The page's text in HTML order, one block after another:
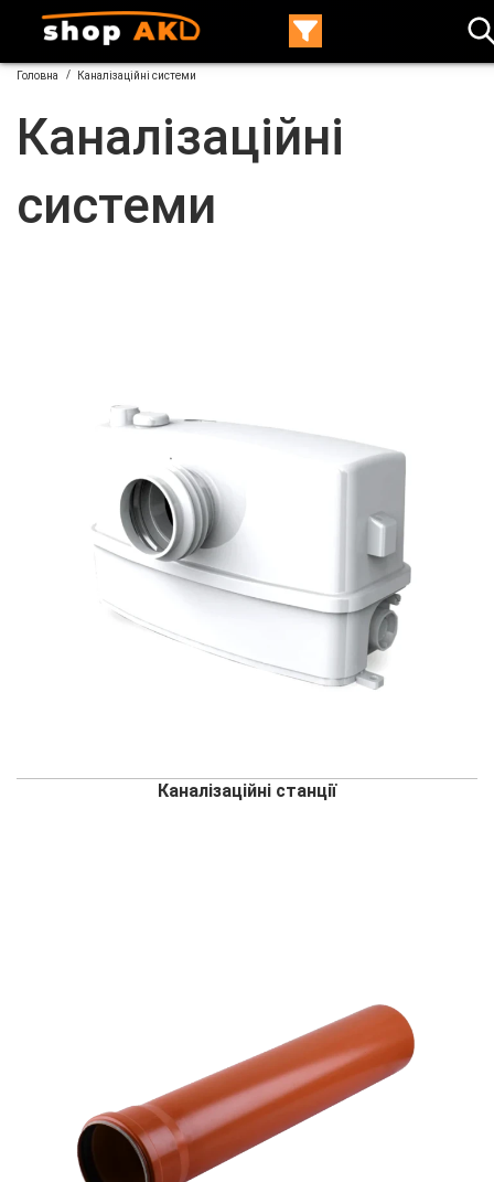
Головна / Каналізаційні системи
Каналізаційні
системи
Каналізаційні станції